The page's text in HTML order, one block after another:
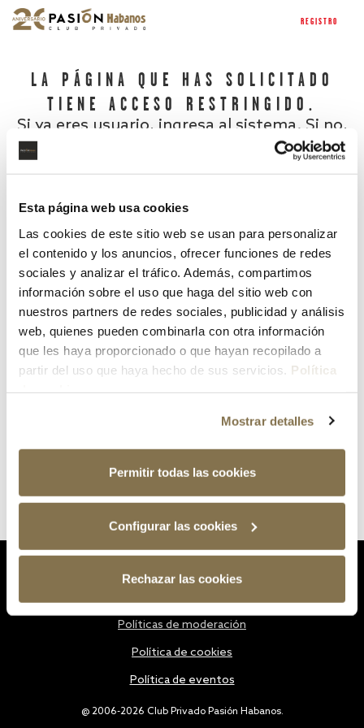
Esta página web usa cookies
Las cookies de este sitio web se usan para personalizar
el contenido y los anuncios, ofrecer funciones de redes
sociales y analizar el tráfico. Además, compartimos
información sobre el uso que haga del sitio web con
nuestros partners de redes sociales, publicidad y análisis
web, quienes pueden combinarla con otra información
que les haya proporcionado o que hayan recopilado a
partir del uso que haya hecho de sus servicios. Política
Mostrar detalles
Permitir todas las cookies
Configurar las cookies
Rechazar las cookies
REGISTRO
LA PÁGINA QUE HAS SOLICITADO
TIENE ACCESO RESTRINGIDO.
Si ya eres usuario, ingresa al sistema. Si no,
¿Has olvidado tu contraseña?
@ 2006-2026 Club Privado Pasión Habanos.
Políticas de moderación
Política de cookies
Política de eventos